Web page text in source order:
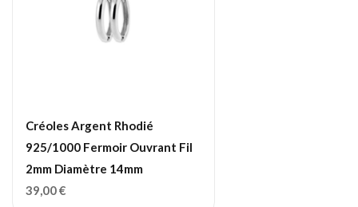
Créoles Argent Rhodié
925/1000 Fermoir Ouvrant Fil
2mm Diamètre 14mm
39,00€